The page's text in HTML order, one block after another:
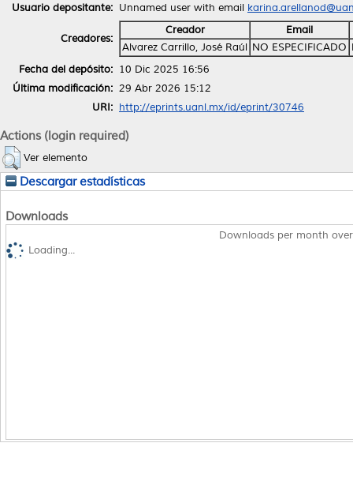
Usuario depositante: Unnamed user with email
Creadores:
Creador
Email
Alvarez Carrillo, José Raúl NO ESPECIFICADO
Fecha del depósito: 10 Dic 2025 16:56
Última modificación: 29 Abr 2026 15:12
URI: http://eprints.uanl.mx/id/eprint/30746
Actions (login required)
Ver elemento
Descargar estadísticas
Downloads
Downloads per month
Loading...